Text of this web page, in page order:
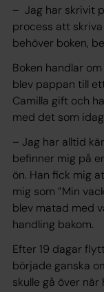
– Jag har skrivit
process att
behöver boken,
Boken handlar
blev pappan till
Camilla gift och
med det som
– Jag har alltid
befinner mig på
ön. Han fick mig
mig som ”Min
blev matad med
handling bakom.
Efter 19 dagar
började ganska
skulle gå över